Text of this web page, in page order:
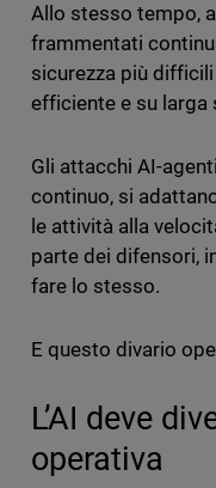
Allo stesso tempo,
frammentati
sicurezza più
efficiente e su larga
Gli attacchi AI-
continuo, si
le attività alla
parte dei difensori,
fare lo stesso.
E questo divario
L’AI deve
operativa